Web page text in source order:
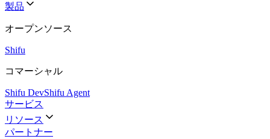
製品
オープンソース
Shifu
コマーシャル
Shifu DevShifu Agent
サービス
リソース
パートナー